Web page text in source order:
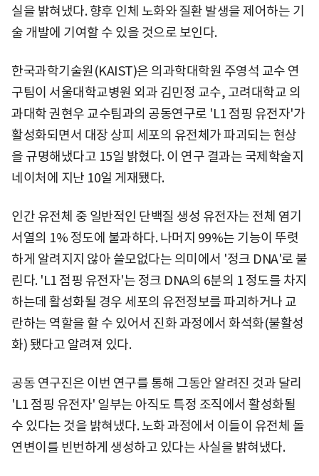
실을 밝혀냈다. 향후 인체 노화와 질환 발생을 제어하는 기
술 개발에 기여할 수 있을 것으로 보인다.
한국과학기술원(KAIST)은 의과학대학원 주영석 교수 연
구팀이 서울대학교병원 외과 김민정 교수, 고려대학교 의
과대학 권현우 교수팀과의 공동연구로 'L1 점핑 유전자'가
활성화되면서 대장 상피 세포의 유전체가 파괴되는 현상
을 규명해냈다고 15일 밝혔다. 이 연구 결과는 국제학술지
네이처에 지난 10일 게재됐다.
인간 유전체 중 일반적인 단백질 생성 유전자는 전체 염기
서열의 1% 정도에 불과하다. 나머지 99%는 기능이 뚜렷
하게 알려지지 않아 쓸모없다는 의미에서 '정크 DNA'로 불
린다. 'L1 점핑 유전자'는 정크 DNA의 6분의 1 정도를 차지
하는데 활성화될 경우 세포의 유전정보를 파괴하거나 교
란하는 역할을 할 수 있어서 진화 과정에서 화석화(불활성
화) 됐다고 알려져 있다.
공동 연구진은 이번 연구를 통해 그동안 알려진 것과 달리
'L1 점핑 유전자' 일부는 아직도 특정 조직에서 활성화될
수 있다는 것을 밝혀냈다. 노화 과정에서 이들이 유전체 돌
연변이를 빈번하게 생성하고 있다는 사실을 밝혀냈다.